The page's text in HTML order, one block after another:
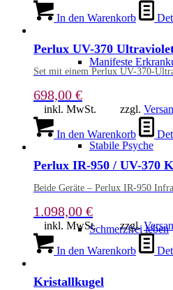
Manifeste
Stabile Psyche
Schmerzfrei leben
In den Warenkorb
Perlux UV-370
Set mit einem Perlux UV-370-
698,00 €
inkl. MwSt. zzgl.
In den Warenkorb
Perlux IR-950 / UV-370
Beide Geräte – Perlux IR-950
1.098,00 €
inkl. MwSt. zzgl.
In den Warenkorb
Kristallkugel